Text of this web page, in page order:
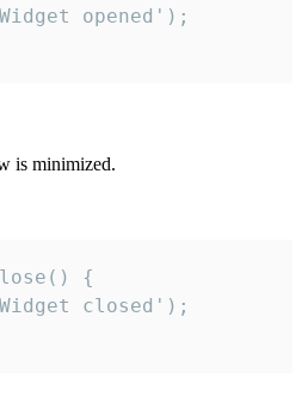
opened');
is minimized.
{
closed');